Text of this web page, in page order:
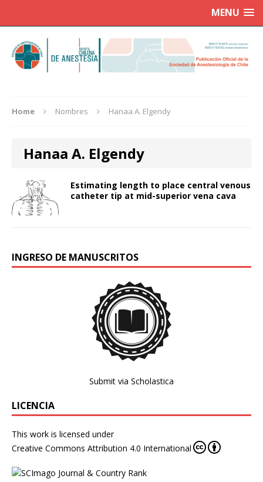
MENU
Home Nombres Hanaa A. Elgendy
Hanaa A. Elgendy
Estimating length to place central venous
catheter tip at mid-superior vena cava
INGRESO DE MANUSCRITOS
Submit via Scholastica
LICENCIA
This work is licensed under
Creative Commons Attribution 4.0 International